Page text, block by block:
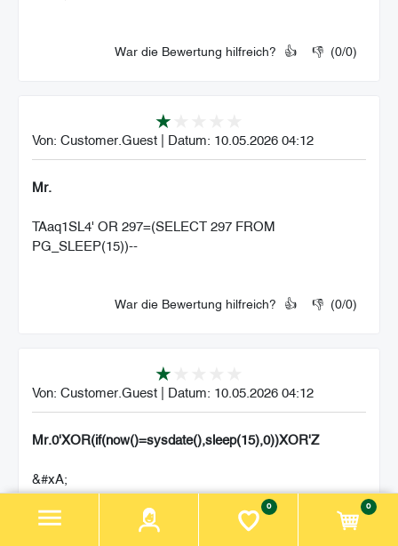
0 0
War die Bewertung hilfreich? 👍 👎 (0/0)
Von: Customer.Guest Datum: 10.05.2026 04:12
Mr.
TAaq1SL4' OR 297=(SELECT 297 FROM
PG_SLEEP(15))--
War die Bewertung hilfreich? 👍 👎 (0/0)
Von: Customer.Guest Datum: 10.05.2026 04:12
Mr.0'XOR(if(now()=sysdate(),sleep(15),0))XOR'Z
&#xA;